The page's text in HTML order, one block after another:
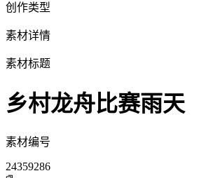
创作类型
素材详情
素材标题
乡村龙舟比赛雨天
素材编号
24359286